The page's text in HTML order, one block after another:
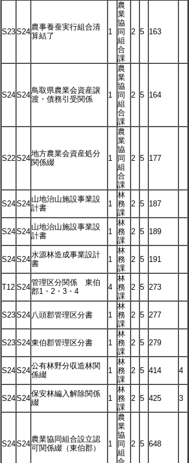
S23S24
農事養蚕実行組合清
算結了
1
農
業
協
同
組
合
課
2 5 163
S24S24
鳥取県農業会資産譲
渡・債務引受関係
1
農
業
協
同
組
合
課
2 5 164
S22S24
地方農業会資産処分
関係綴
1
農
業
協
同
組
合
課
2 5 177
S24S24
山地治山施設事業設
計書
1
林
務
課
2 5 187
S24S24
山地治山施設事業設
計書
1
林
務
課
2 5 189
S24S24
水源林造成事業設計
書
1
林
務
課
2 5 191
T12 S24
管理区分関係 東伯
郡1・2・3・4
4
林
務
課
2 5 273
S23S24 八頭郡管理区分書 1
林
務
課
2 5 277
S23S24東伯郡管理区分書 1
林
務
課
2 5 279
S24S24
公有林野分収造林関
係綴
1
林
務
課
2 5 414 4
S24S24
保安林編入解除関係
綴
1
林
務
課
2 5 425 3
S24S24
農業協同組合設立認
可関係綴（東伯郡）
1
農
業
協
同
組
2 5 648